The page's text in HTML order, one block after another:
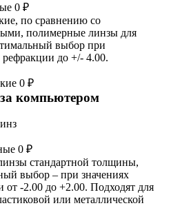
0 ₽
по сравнению со
полимерные линзы для
выбор при
рефракции до +/- 4.00.
0 ₽
компьютером
0 ₽
стандартной толщины,
выбор – при значениях
от -2.00 до +2.00. Подходят для
или металлической